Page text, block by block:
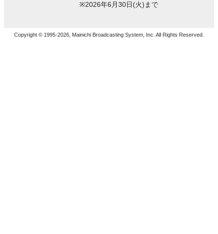
※2026年6月30日(火)まで
Copyright © 1995-2026, Mainichi Broadcasting System, Inc. All Rights Reserved.